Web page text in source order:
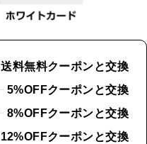
送料無料クーポンと交換
5%OFFクーポンと交換
8%OFFクーポンと交換
12%OFFクーポンと交換